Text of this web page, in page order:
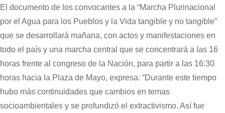
El documento de los convocantes a la “Marcha Plurinacional
por el Agua para los Pueblos y la Vida tangible y no tangible”
que se desarrollará mañana, con actos y manifestaciones en
todo el país y una marcha central que se concentrará a las 16
horas frente al congreso de la Nación, para partir a las 16:30
horas hacia la Plaza de Mayo, expresa: “Durante este tiempo
hubo más continuidades que cambios en temas
socioambientales y se profundizó el extractivismo. Así fue